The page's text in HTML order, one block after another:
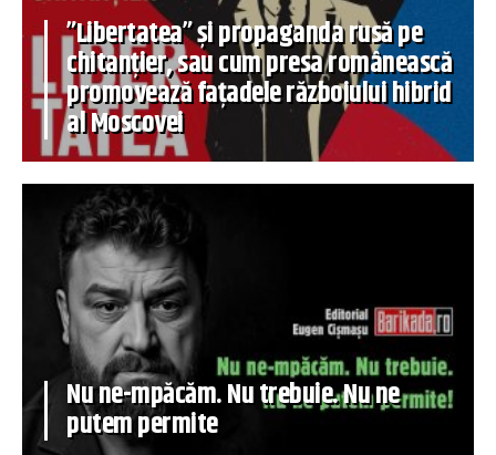
”Libertatea” și propaganda rusă pe
chitanțier, sau cum presa românească
promovează fațadele războiului hibrid
al Moscovei
Nu ne-mpăcăm. Nu trebuie. Nu ne
putem permite